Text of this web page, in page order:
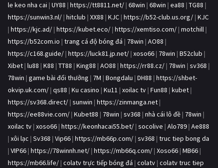
le keo nha cai | UY88 | https://tt8811.net/ | 68win | 68win | ea88 | TG88 |
https://sunwin3.nl/ | hitclub | XX88 | KJC | https://b52-club.us.org/ | KJC
| https://kjc.ad/ | https://kubet.eco/ | https://xemtiso.com/ | motchill |
https://b52com.io | trang cá độ bóng đá | 78win | AO88 |
https://c168.guide/ | https://luck81.jp.net/ | xoso66 | 78win | B52club |
Xibet | lu88 | K88 | TT88 | King88 | AO88 | https://rr88.cz/ | 78win | sv368 |
78win | game bài đổi thưởng | 7M | Bongdalu | DH88 | https://shbet-
okvip.uk.com/ | qs88 | Ku casino | Ku11 | xoilac tv | Fun88 | kubet |
https://sv368.direct/ | sunwin | https://zinmanga.net |
https://ee88vie.com/ | Kubet88 | 78win | sv368 | nhà cái lô đề | 78win |
xoilac tv | xoso66 | https://keonhacai55.bet/ | socolive | Alo789 | Ae888
| xôi lạc | Sv368 | Vip66 | https://mb66p.com/ | sv368 | truc tiep bong da
| VIP66 | https://78winnh.net/ | https://mb66q.com/ | Xoso66 | MB66 |
https://mb66.life/ | colatv trực tiếp bóng đá | colatv | colatv truc tiep